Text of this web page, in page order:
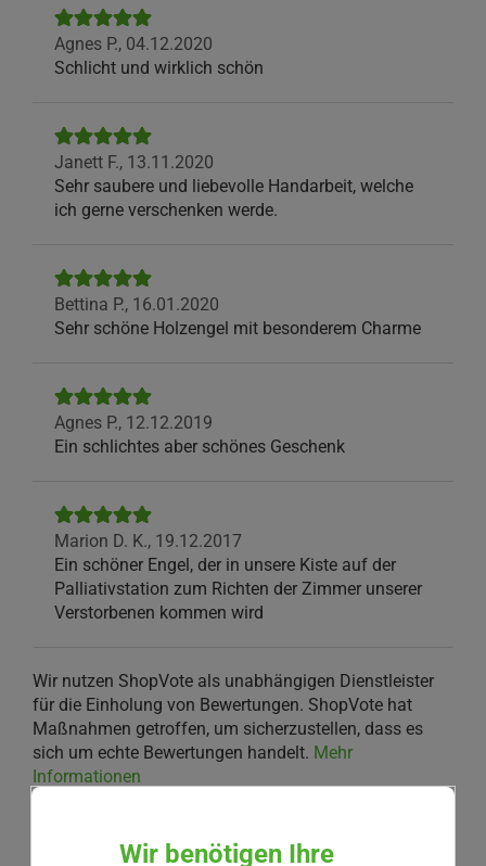
Agnes P., 04.12.2020
Schlicht und wirklich schön
Janett F., 13.11.2020
Sehr saubere und liebevolle Handarbeit, welche
ich gerne verschenken werde.
Bettina P., 16.01.2020
Sehr schöne Holzengel mit besonderem Charme
Agnes P., 12.12.2019
Ein schlichtes aber schönes Geschenk
Marion D. K., 19.12.2017
Ein schöner Engel, der in unsere Kiste auf der
Palliativstation zum Richten der Zimmer unserer
Verstorbenen kommen wird
Wir nutzen ShopVote als unabhängigen Dienstleister
für die Einholung von Bewertungen. ShopVote hat
Maßnahmen getroffen, um sicherzustellen, dass es
sich um echte Bewertungen handelt. Mehr
Informationen
IHRE MEINUNG
Wir benötigen Ihre